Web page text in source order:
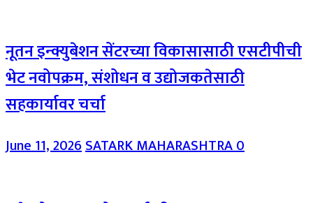
नूतन इन्क्युबेशन सेंटरच्या विकासासाठी एसटीपीची
भेट नवोपक्रम, संशोधन व उद्योजकतेसाठी
सहकार्यावर चर्चा
June 11, 2026SATARK MAHARASHTRA0